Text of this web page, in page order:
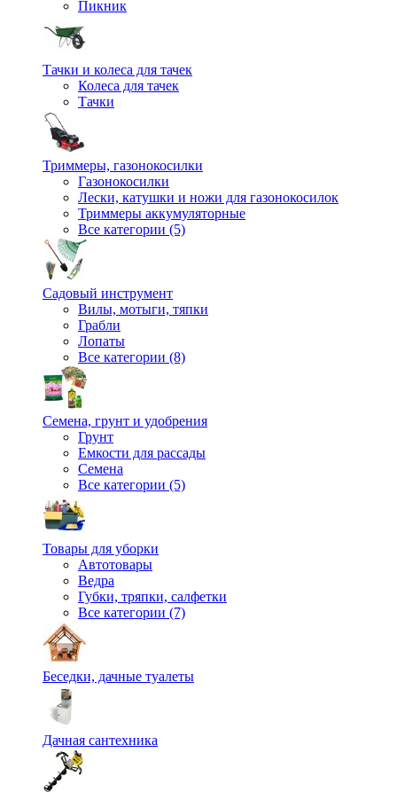
Пикник
Тачки и колеса для тачек
Колеса для тачек
Тачки
Триммеры, газонокосилки
Газонокосилки
Лески, катушки и ножи для газонокосилок
Триммеры аккумуляторные
Все категории (5)
Садовый инструмент
Вилы, мотыги, тяпки
Грабли
Лопаты
Все категории (8)
Семена, грунт и удобрения
Грунт
Емкости для рассады
Семена
Все категории (5)
Товары для уборки
Автотовары
Ведра
Губки, тряпки, салфетки
Все категории (7)
Беседки, дачные туалеты
Дачная сантехника